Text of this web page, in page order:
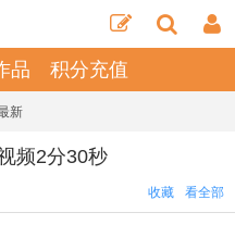
品 积分充值
新
频2分30秒
看全部
收藏